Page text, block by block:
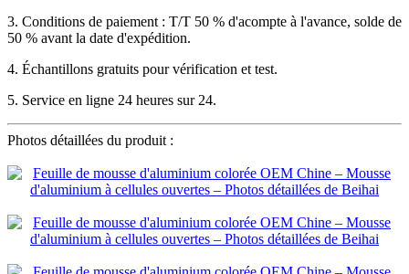
3. Conditions de paiement : T/T 50 % d'acompte à l'avance, solde de
50 % avant la date d'expédition.
4. Échantillons gratuits pour vérification et test.
5. Service en ligne 24 heures sur 24.
Photos détaillées du produit :